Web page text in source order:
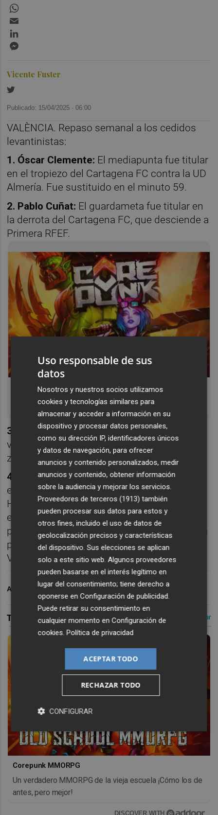
Vicente Fuster
Publicado: 15/04/2025 ·06:00
VALÈNCIA. Repaso semanal a los cedidos
levantinistas:
1. Óscar Clemente: El mediapunta fue titular
en el tropiezo del Cartagena FC contra la UD
Almería. Fue sustituido en el minuto 59.
2. Pablo Cuñat: El guardameta fue titular en
la derrota del Cartagena FC, que desciende a
Primera RFEF.
Corepunk MMORPG
Un verdadero MMORPG de la vieja escuela
¡Cómo los de antes, pero mejor!
3. Dani Martín:El portero fue titular en la
victoria del Marbella FC, que se aleja de la
zona de abajo.
4. Chemseddine Bekkouche:El argelino no
entró en la convocatoria del Recreativo de
Huelva y su técnico confirmó que se
encontraba en València por “temas de
papeleo”. El jugador subió una publicación la
pasada semana en las oficinas del Ciutat de
València.
ARCHIVADO EN LEVANTE UD PLAZA GRANOTA
Corepunk MMORPG
Un verdadero MMORPG de la vieja escuela ¡Cómo los de
antes, pero mejor!
DISCOVER WITH
Uso responsable de sus
datos
Nosotros y nuestros socios utilizamos
cookies y tecnologías similares para
almacenar y acceder a información en su
dispositivo y procesar datos personales,
como su dirección IP, identificadores únicos
y datos de navegación, para ofrecer
anuncios y contenido personalizados, medir
anuncios y contenido, obtener información
sobre la audiencia y mejorar los servicios.
Proveedores de terceros (1913) también
pueden procesar sus datos para estos y
otros fines, incluido el uso de datos de
geolocalización precisos y características
del dispositivo. Sus elecciones se aplican
solo a este sitio web. Algunos proveedores
pueden basarse en el interés legítimo en
lugar del consentimiento; tiene derecho a
oponerse enConfiguración de publicidad
Puede retirar su consentimiento en
cualquier momento enConfiguración de
cookies .Política de privacidad
ACEPTAR TODO
RECHAZAR TODO
CONFIGURAR